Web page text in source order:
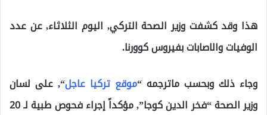
هذا وقد كشفت وزير الصحة التركي, اليوم الثلاثاء, عن عدد
الوفيات والاصابات بفيروس كوورنا.
وجاء ذلك وبحسب ماترجمه “موقع تركيا عاجل“, على لسان
وزير الصحة “فخر الدين كوجا”, مؤكداً إجراء فحوص طبية لـ 20